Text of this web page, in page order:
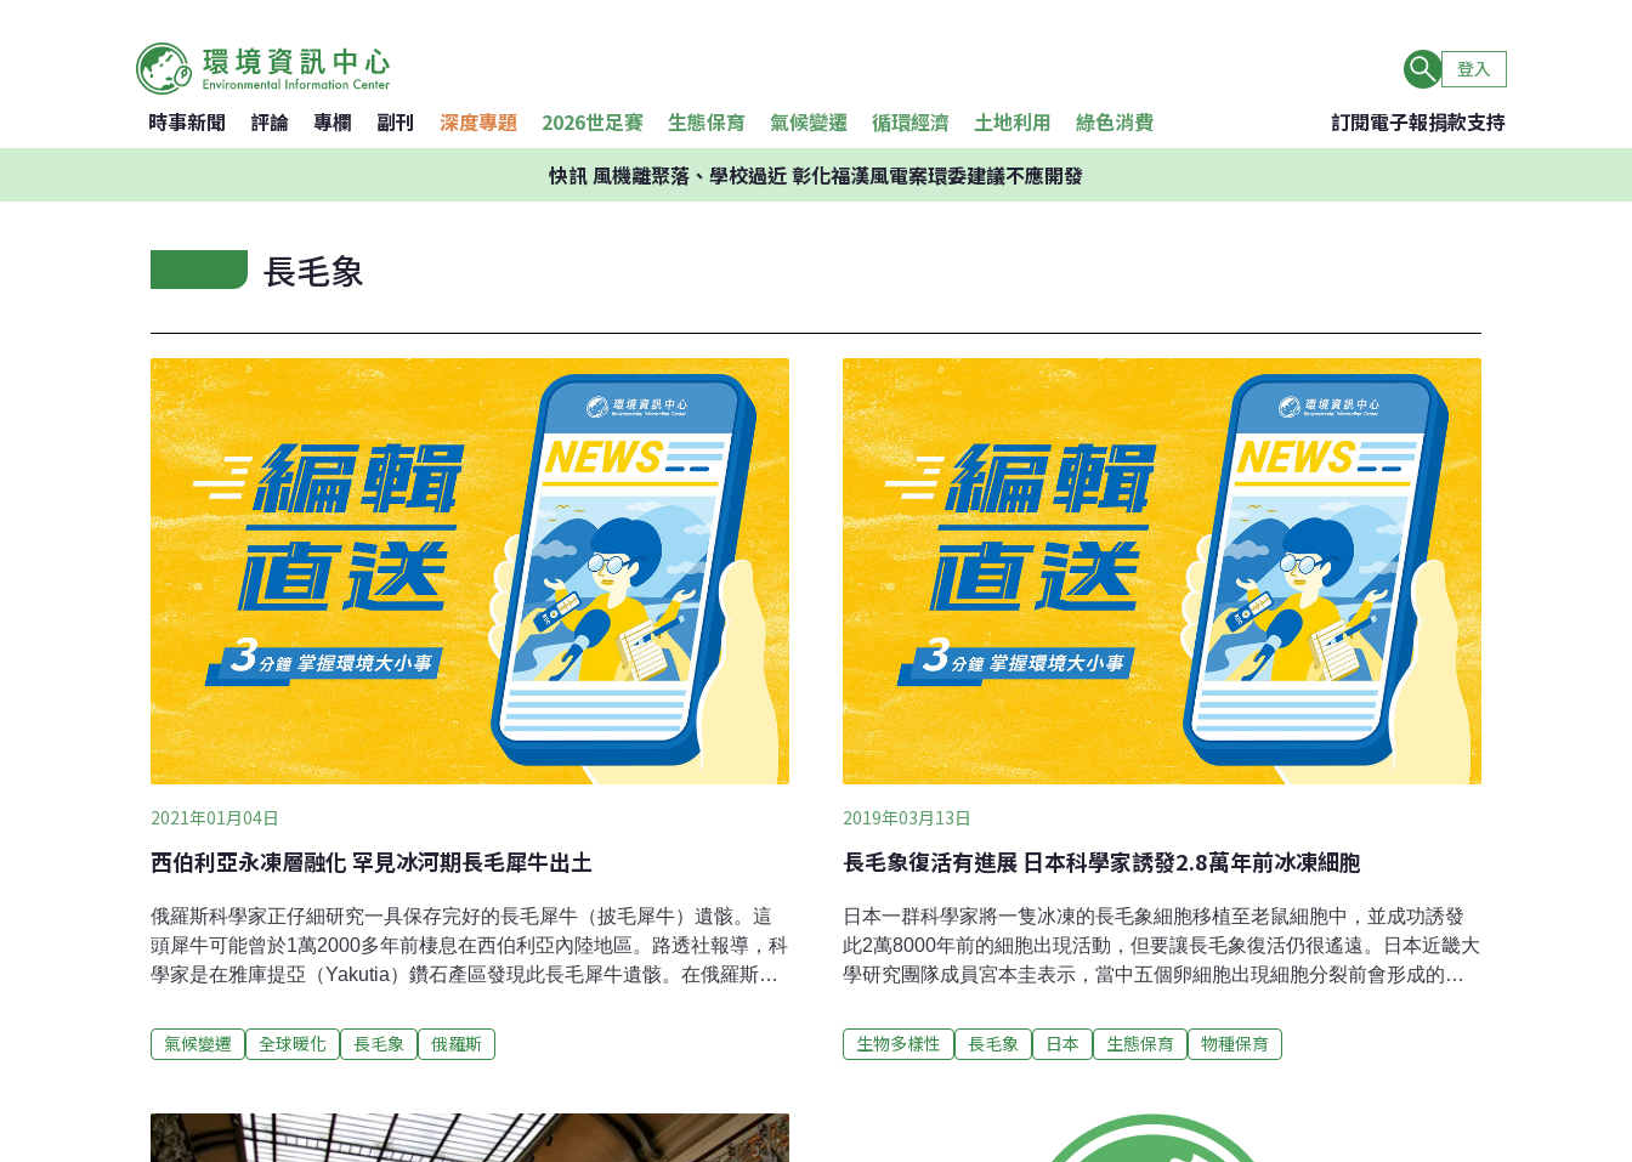
登入
時事新聞 評論 專欄 副刊 深度專題 2026世足賽 生態保育 氣候變遷 循環經濟 土地利用 綠色消費 訂閱電子報捐款支持
快訊風機離聚落、學校過近 彰化福漢風電案環委建議不應開發
長毛象
2021年01月04日
西伯利亞永凍層融化 罕見冰河期長毛犀牛出土
俄羅斯科學家正仔細研究一具保存完好的長毛犀牛（披毛犀牛）遺骸。這
頭犀牛可能曾於1萬2000多年前棲息在西伯利亞內陸地區。路透社報導，科
學家是在雅庫提亞（Yakutia）鑽石產區發現此長毛犀牛遺骸。在俄羅斯廣
速度比全球其他地區更快，長期凍結的永凍土層的部分凍土也開始融化。
普洛特尼柯夫說，這頭年幼犀牛可能是溺斃，死亡時可能僅3或4歲。其可
損痕跡判斷，這頭犀牛似乎使用犀角來挖掘食物。
氣候變遷 全球暖化 長毛象 俄羅斯
2019年03月13日
長毛象復活有進展 日本科學家誘發2.8萬年前冰凍細胞
日本一群科學家將一隻冰凍的長毛象細胞移植至老鼠細胞中，並成功誘發
此2萬8000年前的細胞出現活動，但要讓長毛象復活仍很遙遠。日本近畿大
學研究團隊成員宮本圭表示，當中五個卵細胞出現細胞分裂前會形成的紡
部分活動能重新創造。」但宮本圭說，沒有任何一個卵細胞產生長毛象重
生所需的細胞分裂。他表示：「我們還沒看見細胞分裂，離讓長毛象復活
生物多樣性 長毛象 日本 生態保育 物種保育